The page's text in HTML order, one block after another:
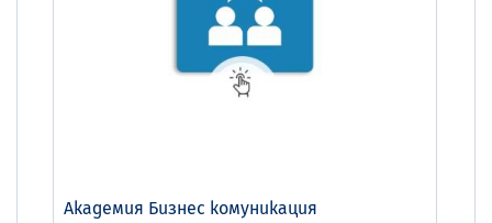
Академия Бизнес комуникация